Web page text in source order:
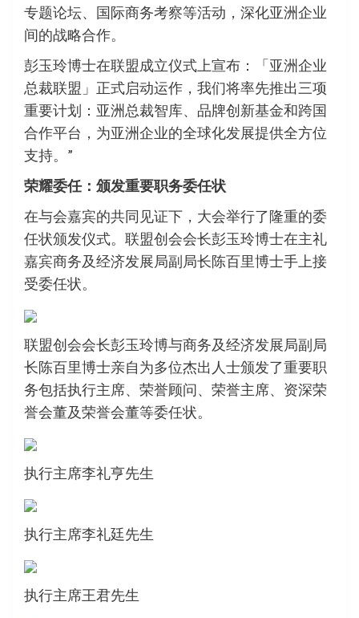
专题论坛、国际商务考察等活动，深化亚洲企业
间的战略合作。
彭玉玲博士在联盟成立仪式上宣布：「亚洲企业
总裁联盟」正式启动运作，我们将率先推出三项
重要计划：亚洲总裁智库、品牌创新基金和跨国
合作平台，为亚洲企业的全球化发展提供全方位
支持。”
荣耀委任：颁发重要职务委任状
在与会嘉宾的共同见证下，大会举行了隆重的委
任状颁发仪式。联盟创会会长彭玉玲博士在主礼
嘉宾商务及经济发展局副局长陈百里博士手上接
受委任状。
联盟创会会长彭玉玲博与商务及经济发展局副局
长陈百里博士亲自为多位杰出人士颁发了重要职
务包括执行主席、荣誉顾问、荣誉主席、资深荣
誉会董及荣誉会董等委任状。
执行主席李礼亨先生
执行主席李礼廷先生
执行主席王君先生